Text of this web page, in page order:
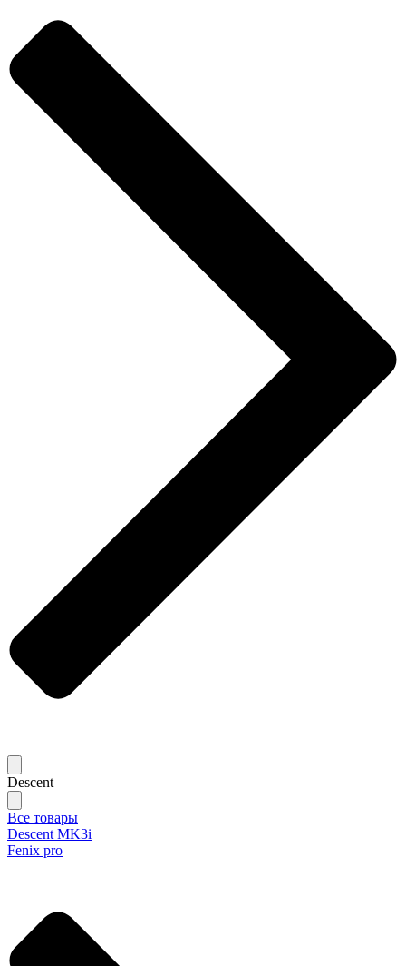
Descent
Все товары
Descent MK3i
Fenix pro